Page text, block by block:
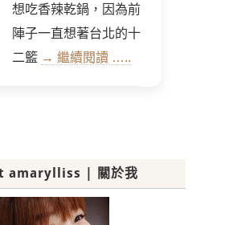
想吃香辣乾鍋，因為前
陣子一直想著台北的十
二籃 → 繼續閱讀 …..
amarylliss | 關於我